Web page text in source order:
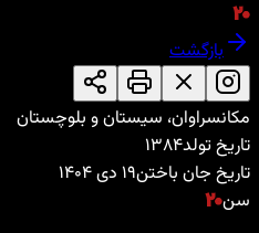
۲۰
بازگشت
مکانسراوان، سیستان و بلوچستان
تاریخ تولد۱۳۸۴
تاریخ جان باختن۱۹ دی ۱۴۰۴
سن۲۰